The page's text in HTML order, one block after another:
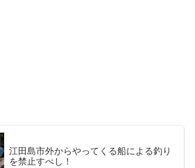
江田島市外からやってくる船による釣り
を禁止すべし！